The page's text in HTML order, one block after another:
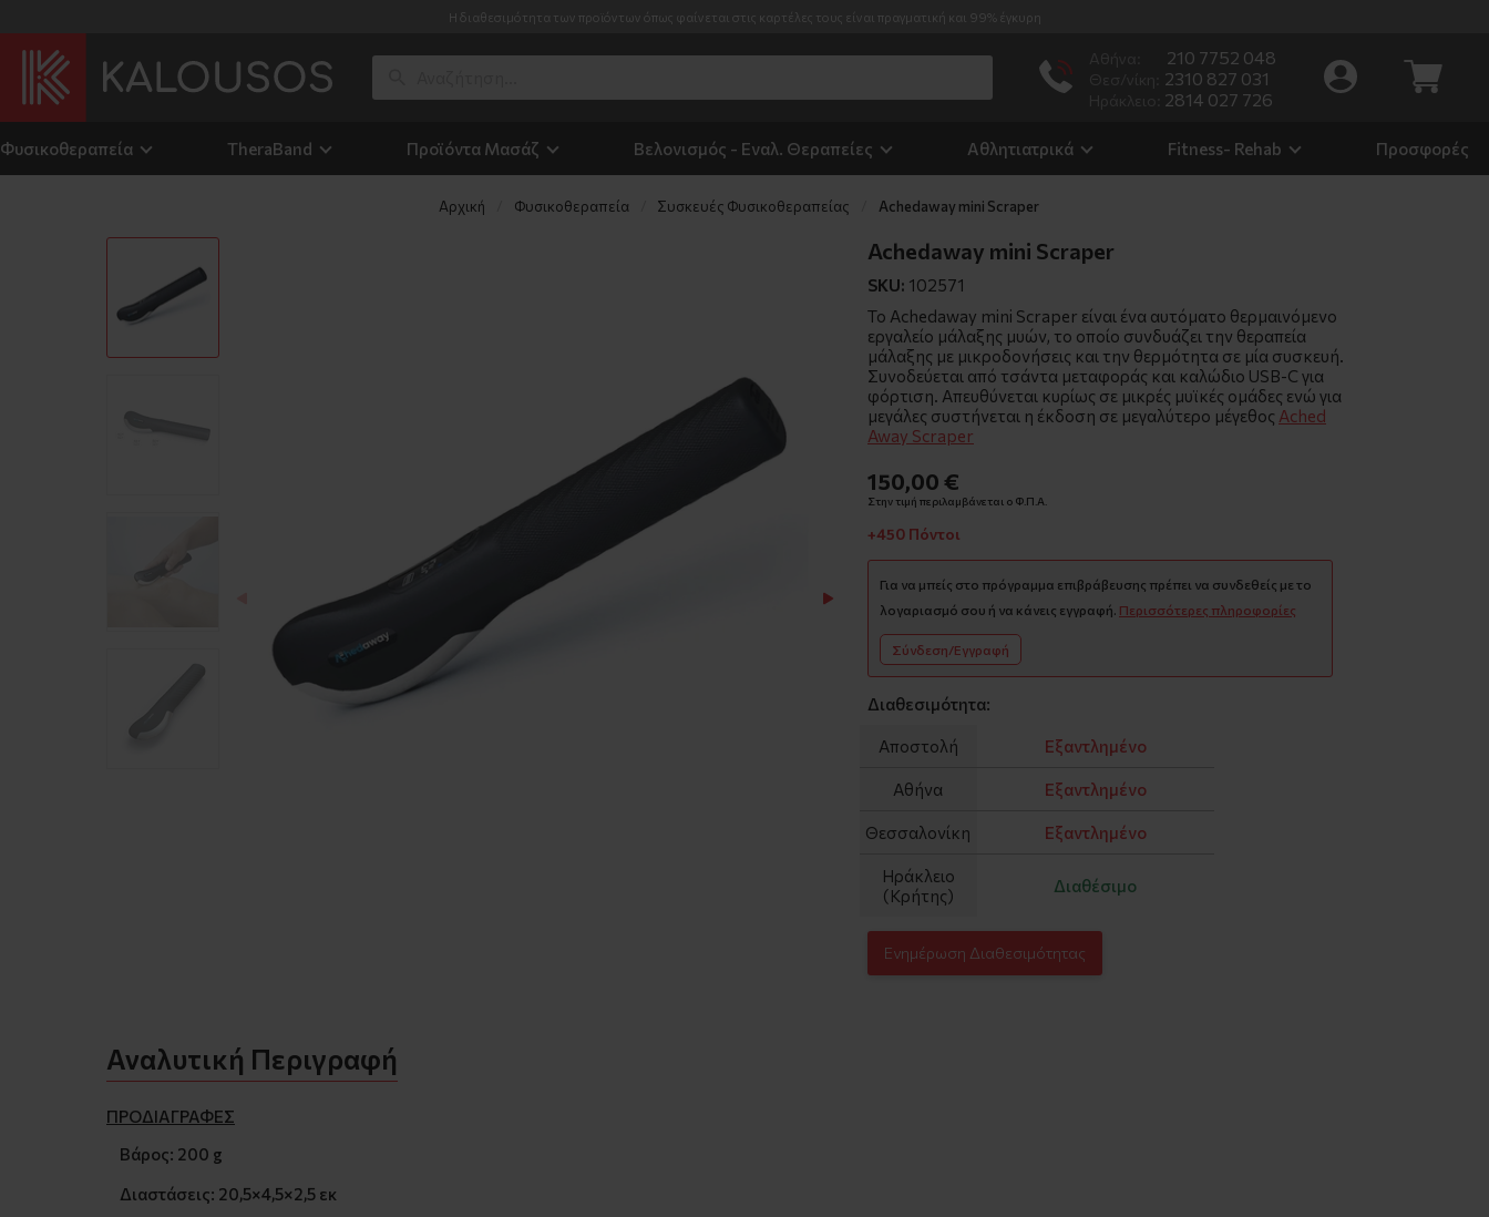
Η διαθεσιμότητα των προϊόντων όπως φαίνεται στις καρτέλες τους είναι πραγματική και 99% έγκυρη
210 7752 048
2310 827 031
2814 027 726
Φυσικοθεραπεία TheraΒand Προϊόντα Μασάζ Βελονισμός - Εναλ. Θεραπείες Αθλητιατρικά Fitness- Rehab Προσφορές
Αρχική Φυσικοθεραπεία Συσκευές Φυσικοθεραπείας Achedaway mini Scraper
Achedaway mini Scraper
SKU: 102571
Το Achedaway mini Scraper είναι ένα αυτόματο θερμαινόμενο
εργαλείο μάλαξης μυών, το οποίο συνδυάζει την θεραπεία
μάλαξης με μικροδονήσεις και την θερμότητα σε μία συσκευή.
Συνοδεύεται από τσάντα μεταφοράς και καλώδιο USB-C για
φόρτιση. Απευθύνεται κυρίως σε μικρές μυϊκές ομάδες ενώ για
μεγάλες συστήνεται η έκδοση σε μεγαλύτερο μέγεθος Ached
Away Scraper
150,00 €
Στην τιμή περιλαμβάνεται ο Φ.Π.Α.
+450 Πόντοι
Για να μπείς στο πρόγραμμα επιβράβευσης πρέπει να συνδεθείς με το
λογαριασμό σου ή να κάνεις εγγραφή. Περισσότερες πληροφορίες
Σύνδεση/Εγγραφή
Διαθεσιμότητα:
Αποστολή Εξαντλημένο
Αθήνα Εξαντλημένο
Θεσσαλονίκη Εξαντλημένο
Ηράκλειο
(Κρήτης)
Διαθέσιμο
Ενημέρωση Διαθεσιμότητας
Αναλυτική Περιγραφή
ΠΡΟΔΙΑΓΡΑΦΕΣ
Βάρος: 200 g
Διαστάσεις: 20,5×4,5×2,5 εκ